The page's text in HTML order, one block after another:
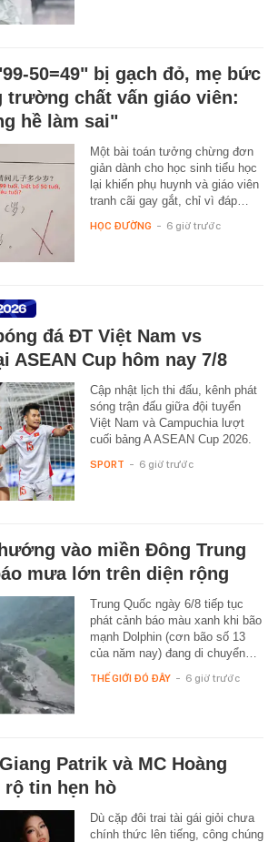
50=49" bị gạch đỏ, mẹ bức
trường chất vấn giáo viên:
hề làm sai"
Một bài toán tưởng chừng đơn
giản dành cho học sinh tiểu học
lại khiến phụ huynh và giáo viên
tranh cãi gay gắt, chỉ vì đáp…
HỌC ĐƯỜNG - 6 giờ trước
đá ĐT Việt Nam vs
ASEAN Cup hôm nay 7/8
Cập nhật lịch thi đấu, kênh phát
sóng trận đấu giữa đội tuyển
Việt Nam và Campuchia lượt
cuối bảng A ASEAN Cup 2026.
SPORT - 6 giờ trước
vào miền Đông Trung
mưa lớn trên diện rộng
Trung Quốc ngày 6/8 tiếp tục
phát cảnh báo màu xanh khi bão
mạnh Dolphin (cơn bão số 13
của năm nay) đang di chuyển…
THẾ GIỚI ĐÓ ĐÂY - 6 giờ trước
Patrik và MC Hoàng
rộ tin hẹn hò
Dù cặp đôi trai tài gái giỏi chưa
chính thức lên tiếng, công chúng